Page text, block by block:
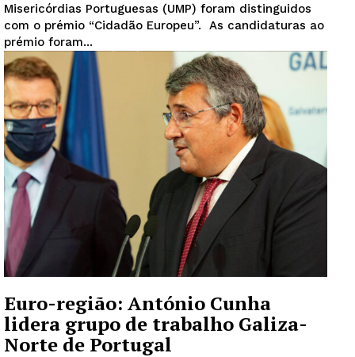
Misericórdias Portuguesas (UMP) foram distinguidos
com o prémio “Cidadão Europeu”. As candidaturas ao
prémio foram...
Euro-região: António Cunha
lidera grupo de trabalho Galiza-
Norte de Portugal